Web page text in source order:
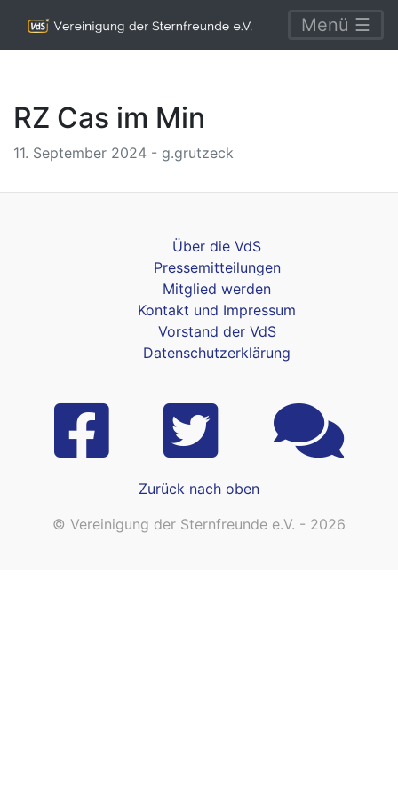
Menü ☰
RZ Cas im Min
11. September 2024 - g.grutzeck
Über die VdS
Pressemitteilungen
Mitglied werden
Kontakt und Impressum
Vorstand der VdS
Datenschutzerklärung
Zurück nach oben
© Vereinigung der Sternfreunde e.V. - 2026